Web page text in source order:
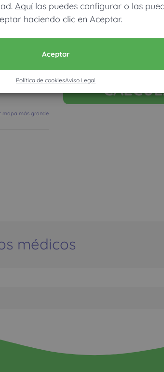
Aquí las puedes configurar o las
haciendo clic en Aceptar.
Aceptar
Política de cookiesAviso Legal
mapa más grande
Móvil (Enviamos resultados vía
Solo usamos estos datos para
médicos